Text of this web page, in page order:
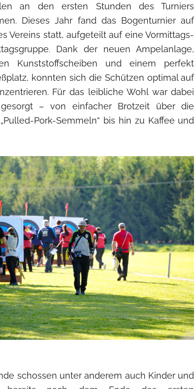
an den ersten Stunden des Turniers
Dieses Jahr fand das Bogenturnier auf
Vereins statt, aufgeteilt auf eine Vormittags-
Dank der neuen Ampelanlage,
Kunststoffscheiben und einem perfekt
konnten sich die Schützen optimal auf
Für das leibliche Wohl war dabei
– von einfacher Brotzeit über die
Pork-Semmeln“ bis hin zu Kaffee und
schossen unter anderem auch Kinder und